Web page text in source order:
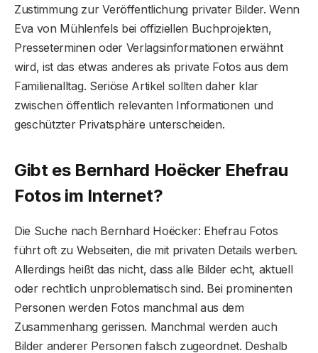
Zustimmung zur Veröffentlichung privater Bilder. Wenn
Eva von Mühlenfels bei offiziellen Buchprojekten,
Presseterminen oder Verlagsinformationen erwähnt
wird, ist das etwas anderes als private Fotos aus dem
Familienalltag. Seriöse Artikel sollten daher klar
zwischen öffentlich relevanten Informationen und
geschützter Privatsphäre unterscheiden.
Gibt es Bernhard Hoëcker Ehefrau
Fotos im Internet?
Die Suche nach Bernhard Hoëcker: Ehefrau Fotos
führt oft zu Webseiten, die mit privaten Details werben.
Allerdings heißt das nicht, dass alle Bilder echt, aktuell
oder rechtlich unproblematisch sind. Bei prominenten
Personen werden Fotos manchmal aus dem
Zusammenhang gerissen. Manchmal werden auch
Bilder anderer Personen falsch zugeordnet. Deshalb